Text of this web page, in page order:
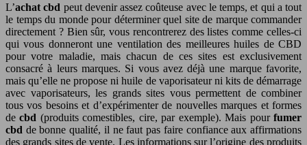
L’achat cbd peut devenir assez coûteuse avec le temps, et qui a tout
le temps du monde pour déterminer quel site de marque commander
directement ? Bien sûr, vous rencontrerez des listes comme celles-ci
qui vous donneront une ventilation des meilleures huiles de CBD
pour votre maladie, mais chacun de ces sites est exclusivement
consacré à leurs marques. Si vous avez déjà une marque favorite,
mais qu’elle ne propose ni huile de vaporisateur ni kits de démarrage
avec vaporisateurs, les grands sites vous permettent de combiner
tous vos besoins et d’expérimenter de nouvelles marques et formes
decbd (produits comestibles, cire, par exemple). Mais pourfumer
cbd de bonne qualité, il ne faut pas faire confiance aux affirmations
des grands sites de vente. Les informations sur l’origine des produits